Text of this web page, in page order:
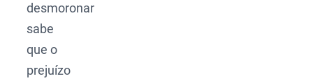
desmoronar
sabe
que o
prejuízo